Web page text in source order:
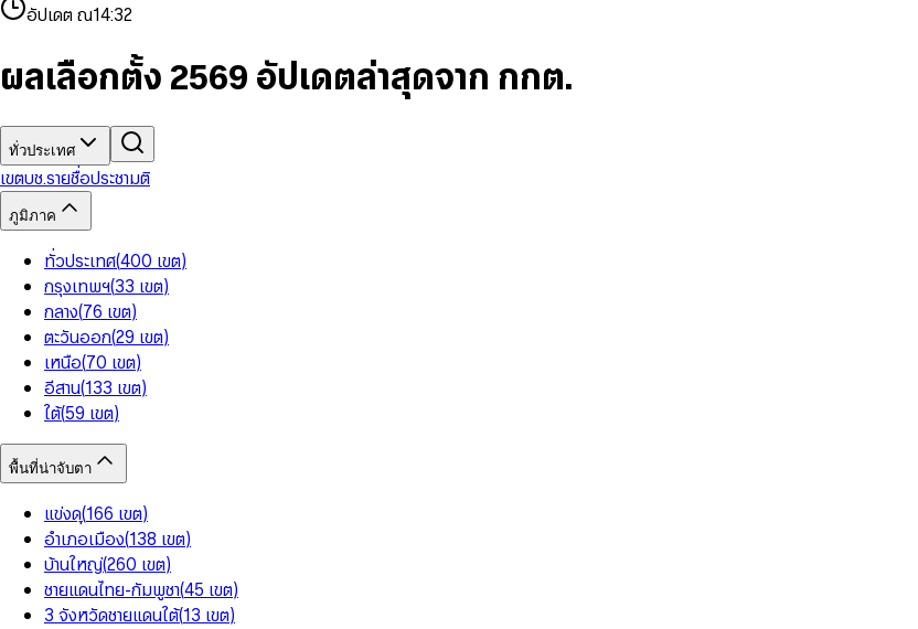
9 9
5
7
8
9 93
5
6
8
9
84
6
7
9
3
5
6
8
9
7
9
อัปเดต ณ14:32
ผลเลือกตั้ง 2569 อัปเดตล่าสุดจาก กกต.
ทั่วประเทศ
เขตบช.รายชื่อประชามติ
ภูมิภาค
ทั่วประเทศ(400 เขต)
กรุงเทพฯ(33 เขต)
กลาง(76 เขต)
ตะวันออก(29 เขต)
เหนือ(70 เขต)
อีสาน(133 เขต)
ใต้(59 เขต)
พื้นที่น่าจับตา
แข่งดุ(166 เขต)
อำเภอเมือง(138 เขต)
บ้านใหญ่(260 เขต)
ชายแดนไทย-กัมพูชา(45 เขต)
3 จังหวัดชายแดนใต้(13 เขต)